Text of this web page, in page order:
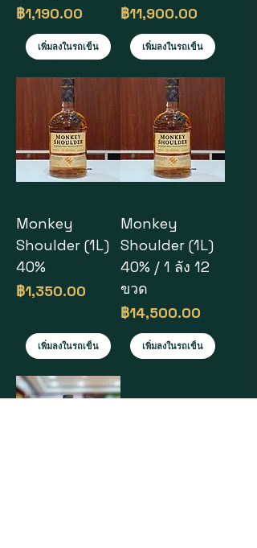
ราคา
฿1,190.00
เพิ่มลงในรถเข็น
ราคา
฿11,900.00
เพิ่มลงในรถเข็น
Monkey
Shoulder (1L)
40%
ราคา
฿1,350.00
เพิ่มลงในรถเข็น
Monkey
Shoulder (1L)
40% / 1 ลัง 12
ขวด
ราคา
฿14,500.00
เพิ่มลงในรถเข็น